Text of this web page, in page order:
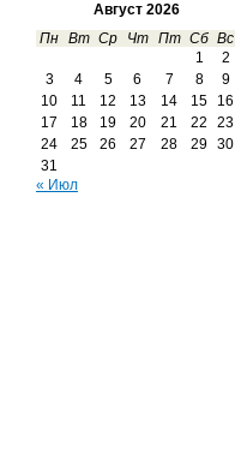
Август 2026
Пн Вт Ср Чт Пт Сб Вс
1
2
3
4 5 6 7 8
9
10
11 12 13 14 15
16
17
18 19 20 21 22
23
24
25 26 27 28 29
30
31
« Июл